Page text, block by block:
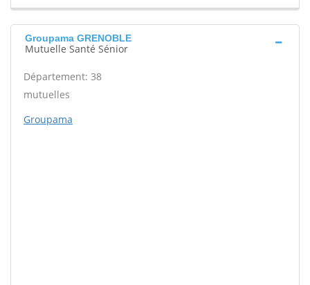
Groupama GRENOBLE
Mutuelle Santé Sénior
Département: 38
mutuelles
Groupama